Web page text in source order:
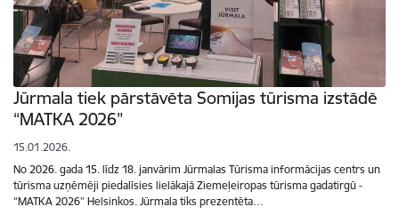
Jūrmala tiek pārstāvēta Somijas tūrisma izstādē
“MATKA 2026”
15.01.2026.
No 2026. gada 15. līdz 18. janvārim Jūrmalas Tūrisma informācijas centrs un
tūrisma uzņēmēji piedalīsies lielākajā Ziemeļeiropas tūrisma gadatirgū -
“MATKA 2026” Helsinkos. Jūrmala tiks prezentēta…